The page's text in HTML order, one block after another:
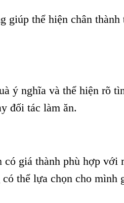
giúp thể hiện chân
ý nghĩa và thể hiện rõ
đối tác làm ăn.
có giá thành phù hợp
thể lựa chọn cho